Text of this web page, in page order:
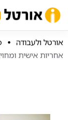
אורטל ולעבודה
אחריות אישית